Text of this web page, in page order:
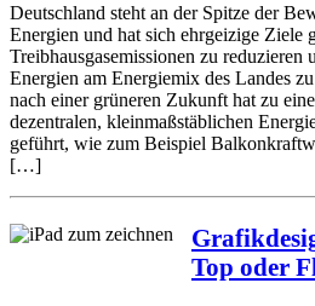
Deutschland steht an der Spitze der
Energien und hat sich ehrgeizige Ziele
Treibhausgasemissionen zu reduzieren
Energien am Energiemix des Landes
nach einer grüneren Zukunft hat zu
dezentralen, kleinmaßstäblichen
geführt, wie zum Beispiel
[…]
Top oder